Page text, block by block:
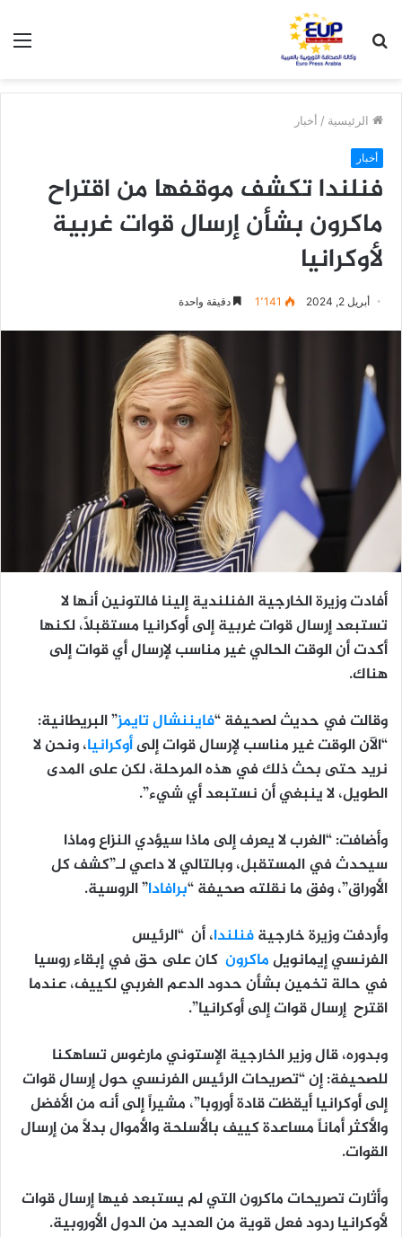
عن
الرئيسية / أخبار
أخبار
فنلندا تكشف موقفها من اقتراح
ماكرون بشأن إرسال قوات غربية
لأوكرانيا
أبريل 2, 2024 1٬141 دقيقة واحدة
أفادت وزيرة الخارجية الفنلندية إلينا فالتونين أنها لا
تستبعد إرسال قوات غربية إلى أوكرانيا مستقبلًا، لكنها
أكدت أن الوقت الحالي غير مناسب لإرسال أي قوات إلى
هناك.
وقالت في حديث لصحيفة “فايننشال تايمز” البريطانية:
“الآن الوقت غير مناسب لإرسال قوات إلىأوكرانيا، ونحن لا
نريد حتى بحث ذلك في هذه المرحلة، لكن على المدى
الطويل، لا ينبغي أن نستبعد أي شيء”.
وأضافت: “الغرب لا يعرف إلى ماذا سيؤدي النزاع وماذا
سيحدث في المستقبل، وبالتالي لا داعي لـ”كشف كل
الأوراق”، وفق ما نقلته صحيفة “برافادا” الروسية.
وأردفت وزيرة خارجيةفنلندا، أن “الرئيس
الفرنسي إيمانويلماكرون كان على حق في إبقاء روسيا
في حالة تخمين بشأن حدود الدعم الغربي لكييف، عندما
اقترح إرسال قوات إلى أوكرانيا”.
وبدوره، قال وزير الخارجية الإستوني مارغوس تساهكنا
للصحيفة: إن “تصريحات الرئيس الفرنسي حول إرسال قوات
إلى أوكرانيا أيقظت قادة أوروبا”، مشيراً إلى أنه من الأفضل
والأكثر أماناً مساعدة كييف بالأسلحة والأموال بدلاً من إرسال
القوات.
وأثارت تصريحات ماكرون التي لم يستبعد فيها إرسال قوات
لأوكرانيا ردود فعل قوية من العديد من الدول الأوروبية.